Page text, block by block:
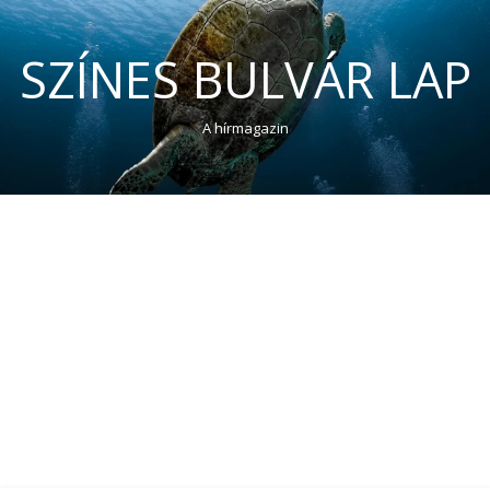
SZÍNES BULVÁR LAP
A hírmagazin